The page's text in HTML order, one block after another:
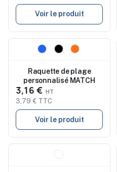
Voir le produit
Nouveau
Raquette de plage
personnalisé MATCH
3,16 €
3,79 € TTC
Voir le produit